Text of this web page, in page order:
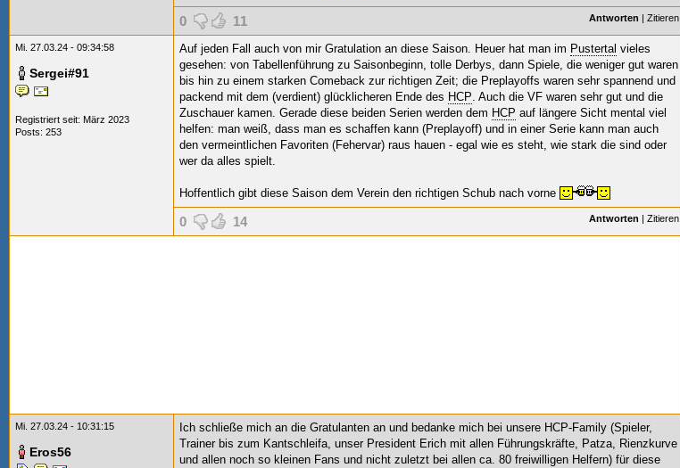
0 11 Antworten | Zitieren
Mi. 27.03.24 - 09:34:58
Sergei#91
Registriert seit: März 2023
Posts: 253
Auf jeden Fall auch von mir Gratulation an diese Saison. Heuer hat man im Pustertal vieles
gesehen: von Tabellenführung zu Saisonbeginn, tolle Derbys, dann Spiele, die weniger gut waren
bis hin zu einem starken Comeback zur richtigen Zeit; die Preplayoffs waren sehr spannend und
packend mit dem (verdient) glücklicheren Ende des HCP. Auch die VF waren sehr gut und die
Zuschauer kamen. Gerade diese beiden Serien werden dem HCP auf längere Sicht mental viel
helfen: man weiß, dass man es schaffen kann (Preplayoff) und in einer Serie kann man auch
den vermeintlichen Favoriten (Fehervar) raus hauen - egal wie es steht, wie stark die sind oder
wer da alles spielt.
Hoffentlich gibt diese Saison dem Verein den richtigen Schub nach vorne
0 14 Antworten | Zitieren
Mi. 27.03.24 - 10:31:15
Eros56
Ich schließe mich an die Gratulanten an und bedanke mich bei unsere HCP-Family (Spieler,
Trainer bis zum Kantschleifa, unser President Erich mit allen Führungskräfte, Patza, Rienzkurve
und allen noch so kleinen Fans und nicht zuletzt bei allen ca. 80 freiwilligen Helfern) für diese